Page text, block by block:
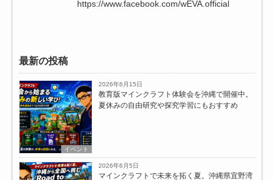
https://www.facebook.com/wEVA.official
最新の投稿
イベント
2026年6月15日
教育版マインクラフト体験会を沖縄で開催中。
夏休みの自由研究や探究学習にもおすすめ
2026年6月5日
マインクラフトで未来を拓く夏。沖縄県宜野湾